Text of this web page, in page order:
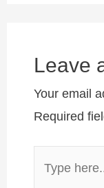
Leave
Your email
Required
here..